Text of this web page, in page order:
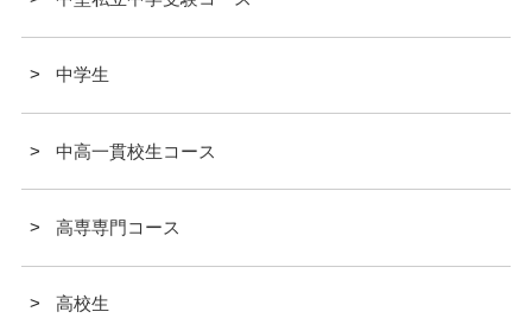
中学生
中高一貫校生コース
高専専門コース
高校生